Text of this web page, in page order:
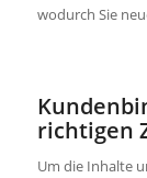
wodurch Sie
richtigen
Um die Inhalte